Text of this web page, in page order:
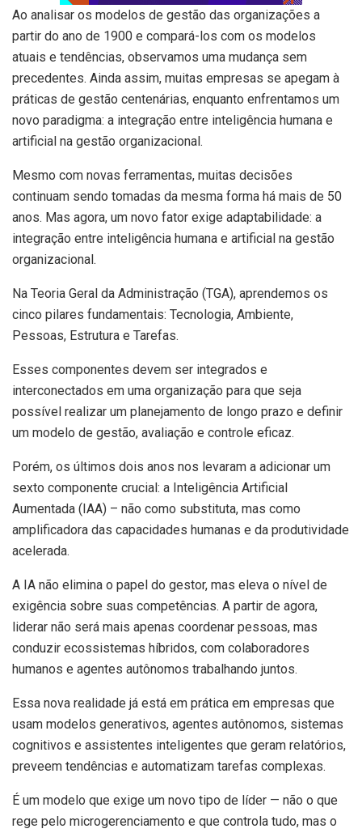
Ao analisar os modelos de gestão das organizações a
partir do ano de 1900 e compará-los com os modelos
atuais e tendências, observamos uma mudança sem
precedentes. Ainda assim, muitas empresas se apegam à
práticas de gestão centenárias, enquanto enfrentamos um
novo paradigma: a integração entre inteligência humana e
artificial na gestão organizacional.
Mesmo com novas ferramentas, muitas decisões
continuam sendo tomadas da mesma forma há mais de 50
anos. Mas agora, um novo fator exige adaptabilidade: a
integração entre inteligência humana e artificial na gestão
organizacional.
Na Teoria Geral da Administração (TGA), aprendemos os
cinco pilares fundamentais: Tecnologia, Ambiente,
Pessoas, Estrutura e Tarefas.
Esses componentes devem ser integrados e
interconectados em uma organização para que seja
possível realizar um planejamento de longo prazo e definir
um modelo de gestão, avaliação e controle eficaz.
Porém, os últimos dois anos nos levaram a adicionar um
sexto componente crucial: a Inteligência Artificial
Aumentada (IAA) – não como substituta, mas como
amplificadora das capacidades humanas e da produtividade
acelerada.
A IA não elimina o papel do gestor, mas eleva o nível de
exigência sobre suas competências. A partir de agora,
liderar não será mais apenas coordenar pessoas, mas
conduzir ecossistemas híbridos, com colaboradores
humanos e agentes autônomos trabalhando juntos.
Essa nova realidade já está em prática em empresas que
usam modelos generativos, agentes autônomos, sistemas
cognitivos e assistentes inteligentes que geram relatórios,
preveem tendências e automatizam tarefas complexas.
É um modelo que exige um novo tipo de líder — não o que
rege pelo microgerenciamento e que controla tudo, mas o